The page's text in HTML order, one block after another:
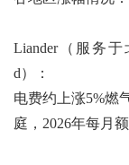
Liander（服务于
d）：
电费约上涨5%燃
庭，2026年每月